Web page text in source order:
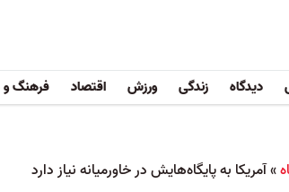
دیدگاه زندگی ورزش اقتصاد فرهنگ و
»آمریکا به پایگاه‌هایش در خاورمیانه نیاز دارد